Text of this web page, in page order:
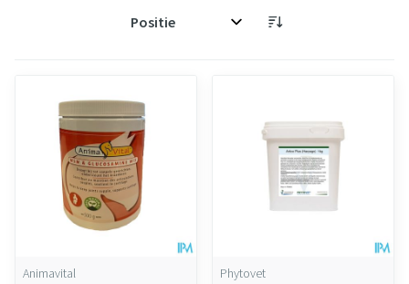
Sorteer op:
Animavital
Phytovet